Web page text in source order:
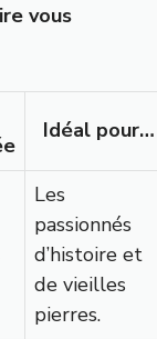
vous
Idéal pour…
Les
passionnés
d’histoire et
de vieilles
pierres.